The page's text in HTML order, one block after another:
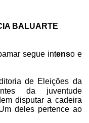
BALUARTE
segue intenso e
de Eleições da
da juventude
disputar a cadeira
deles pertence ao